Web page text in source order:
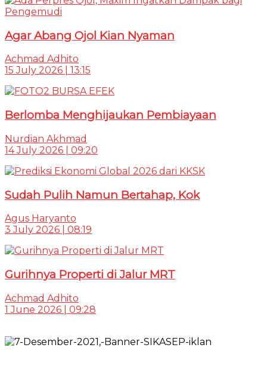
Agar Abang Ojol Kian Nyaman
Achmad Adhito
15 July 2026 | 13:15
Berlomba Menghijaukan Pembiayaan
Nurdian Akhmad
14 July 2026 | 09:20
Sudah Pulih Namun Bertahap, Kok
Agus Haryanto
3 July 2026 | 08:19
Gurihnya Properti di Jalur MRT
Achmad Adhito
1 June 2026 | 09:28